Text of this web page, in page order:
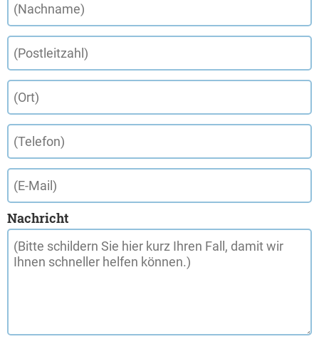
Nachricht